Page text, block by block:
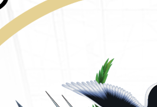
Estado, Sandra Quiroga,
la salud financiera de las
estas entidades y empresas”,
en el que se